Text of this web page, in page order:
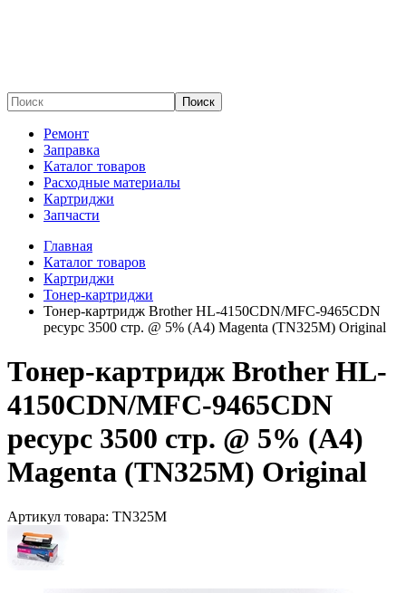
Поиск
Ремонт
Заправка
Каталог товаров
Расходные материалы
Картриджи
Запчасти
Главная
Каталог товаров
Картриджи
Тонер-картриджи
Тонер-картридж Brother HL-4150CDN/MFC-9465CDN
ресурс 3500 стр. @ 5% (А4) Magenta (TN325M) Original
Тонер-картридж Brother HL-
4150CDN/MFC-9465CDN
ресурс 3500 стр. @ 5% (А4)
Magenta (TN325M) Original
Артикул товара: TN325M